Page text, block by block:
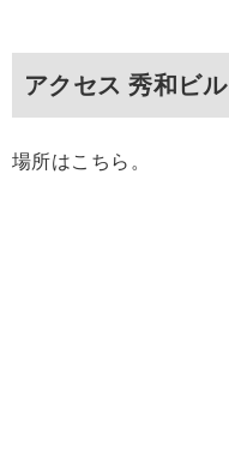
アクセス 秀和ビル
場所はこちら。